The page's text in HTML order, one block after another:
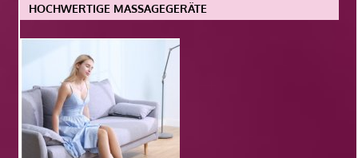
HOCHWERTIGE MASSAGEGERÄTE